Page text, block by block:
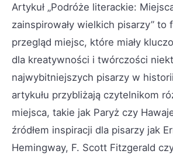
Artykuł „Podróże literackie:
zainspirowały wielkich pisarzy” to
przegląd miejsc, które miały
dla kreatywności i twórczości
najwybitniejszych pisarzy w
artykułu przybliżają czytelnikom
miejsca, takie jak Paryż czy
źródłem inspiracji dla pisarzy jak
Hemingway, F. Scott Fitzgerald